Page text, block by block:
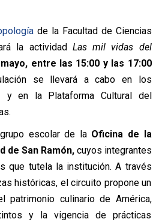
de la Facultad de Ciencias
la actividad Las mil vidas del
entre las 15:00 y las 17:00
se llevará a cabo en los
y en la Plataforma Cultural del
escolar de la Oficina de la
de San Ramón,cuyos integrantes
que tutela la institución. A través
históricas, el circuito propone un
patrimonio culinario de América,
y la vigencia de prácticas